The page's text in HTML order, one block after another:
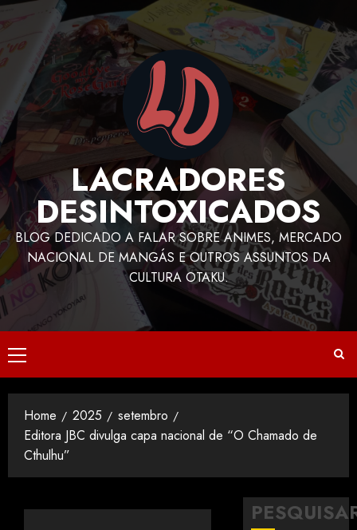
LACRADORES
DESINTOXICADOS
BLOG DEDICADO A FALAR SOBRE ANIMES, MERCADO
NACIONAL DE MANGÁS E OUTROS ASSUNTOS DA
CULTURA OTAKU.
Home 2025
setembro
Editora JBC divulga capa nacional de “O Chamado de
Cthulhu”